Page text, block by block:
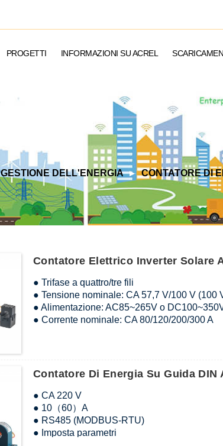
PROGETTI INFORMAZIONI SU ACREL
GESTIONE DELL'ENERGIA CONTATORE DI
Contatore Elettrico Inverter Solare
● Trifase a quattro/tre fili
● Tensione nominale: CA 57,7 V/100 V (100
● Alimentazione: AC85~265V o
● Corrente nominale: CA 80/120/200/300 A
● Certificato: CE
● Temperatura di conservazione: -20~70℃
Contatore Di Energia Su Guida DIN
● CA 220 V
● 10（60）A
● RS485 (MODBUS-RTU)
● Imposta parametri